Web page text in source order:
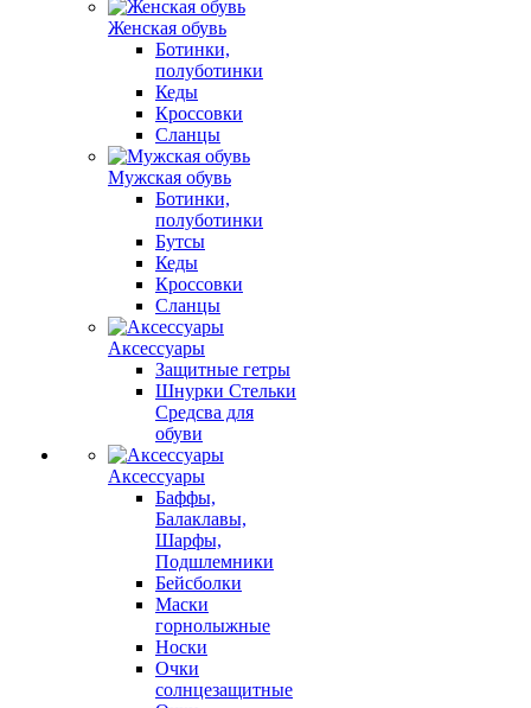
Женская обувь
Ботинки,
полуботинки
Кеды
Кроссовки
Сланцы
Мужская обувь
Ботинки,
полуботинки
Бутсы
Кеды
Кроссовки
Сланцы
Аксессуары
Защитные гетры
Шнурки Стельки
Средсва для
обуви
Аксессуары
Баффы,
Балаклавы,
Шарфы,
Подшлемники
Бейсболки
Маски
горнолыжные
Носки
Очки
солнцезащитные